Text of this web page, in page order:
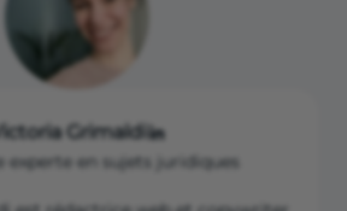
Grimaldi
experte en sujets juridiques